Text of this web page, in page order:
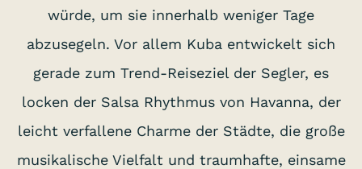
würde, um sie innerhalb weniger Tage
abzusegeln. Vor allem Kuba entwickelt sich
gerade zum Trend-Reiseziel der Segler, es
locken der Salsa Rhythmus von Havanna, der
leicht verfallene Charme der Städte, die große
musikalische Vielfalt und traumhafte, einsame